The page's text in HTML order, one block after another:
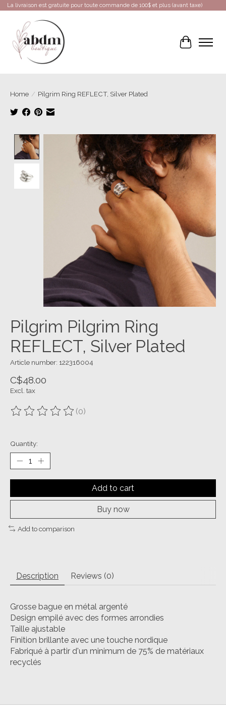
La livraison est gratuite pour toute commande de 100$ et plus (avant taxe)
Cart
Home / Pilgrim Ring REFLECT, Silver Plated
Product image slideshow Items
Pilgrim Pilgrim Ring
REFLECT, Silver Plated
Article number: 122316004
C$48.00
Excl. tax
The rating of this product is
(0)
Quantity:
Add to cart
Buy now
Add to comparison
Description Reviews (0)
Grosse bague en métal argenté
Design empilé avec des formes arrondies
Taille ajustable
Finition brillante avec une touche nordique
Fabriqué à partir d'un minimum de 75% de matériaux
recyclés